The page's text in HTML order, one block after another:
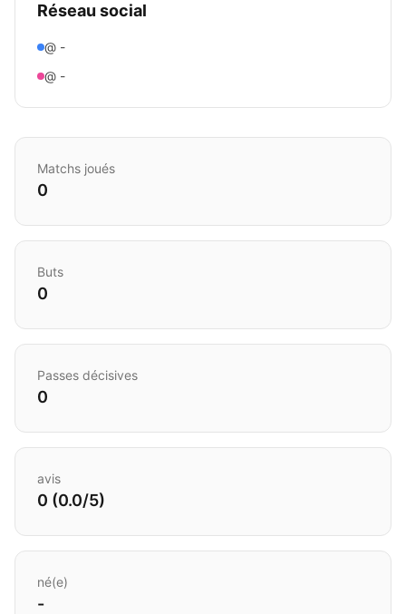
Réseau social
@ -
@ -
Matchs joués
0
Buts
0
Passes décisives
0
avis
0 (0.0/5)
né(e)
-